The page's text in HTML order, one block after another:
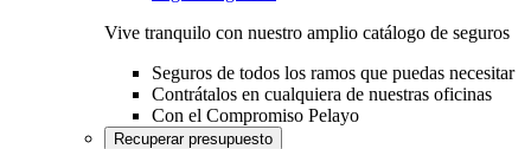
Vive tranquilo con nuestro amplio catálogo de seguros
Seguros de todos los ramos que puedas necesitar
Contrátalos en cualquiera de nuestras oficinas
Con el Compromiso Pelayo
Recuperar presupuesto